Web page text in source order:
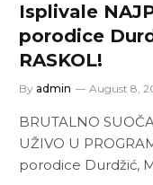
Isplivale
porodice
RASKOL!
By admin August 8,
BRUTALNO
UŽIVO U
porodice Durdžić,